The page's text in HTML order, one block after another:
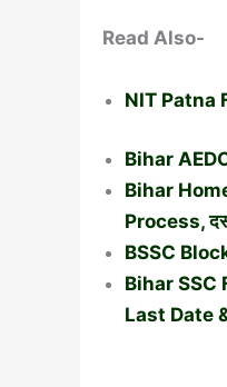
Read Also-
NIT Patna
Bihar AEDO
Bihar
Process,
BSSC
Bihar
Last Date